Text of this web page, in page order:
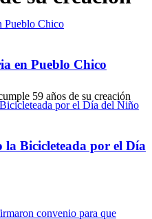
en Pueblo Chico
la Bicicleteada por el Día